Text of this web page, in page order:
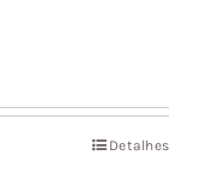
Detalhes